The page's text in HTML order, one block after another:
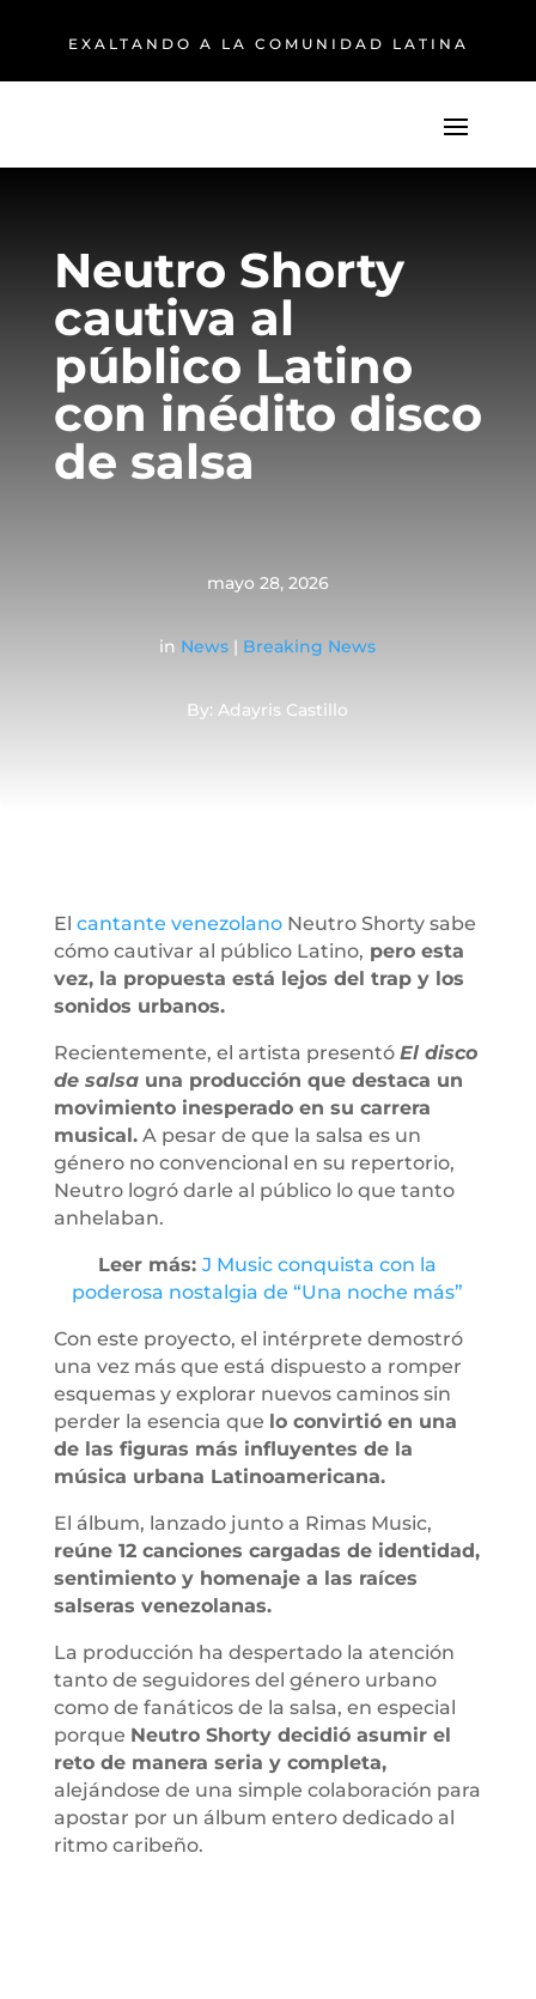
EXALTANDO A LA COMUNIDAD LATINA
Neutro Shorty
cautiva al
público Latino
con inédito disco
de salsa
mayo 28, 2026
in News | Breaking News
By: Adayris Castillo
El cantante venezolanoNeutro Shorty sabe
cómo cautivar al público Latino, pero esta
vez, la propuesta está lejos del trap y los
sonidos urbanos.
Recientemente, el artista presentó El disco
de salsauna producción que destaca un
movimiento inesperado en su carrera
musical.A pesar de que la salsa es un
género no convencional en su repertorio,
Neutro logró darle al público lo que tanto
anhelaban.
Leer más:J Music conquista con la
poderosa nostalgia de “Una noche más”
Con este proyecto, el intérprete demostró
una vez más que está dispuesto a romper
esquemas y explorar nuevos caminos sin
perder la esencia que lo convirtió en una
de las figuras más influyentes de la
música urbana Latinoamericana.
El álbum, lanzado junto a Rimas Music,
reúne 12 canciones cargadas de identidad,
sentimiento y homenaje a las raíces
salseras venezolanas.
La producción ha despertado la atención
tanto de seguidores del género urbano
como de fanáticos de la salsa, en especial
porque Neutro Shorty decidió asumir el
reto de manera seria y completa,
alejándose de una simple colaboración para
apostar por un álbum entero dedicado al
ritmo caribeño.